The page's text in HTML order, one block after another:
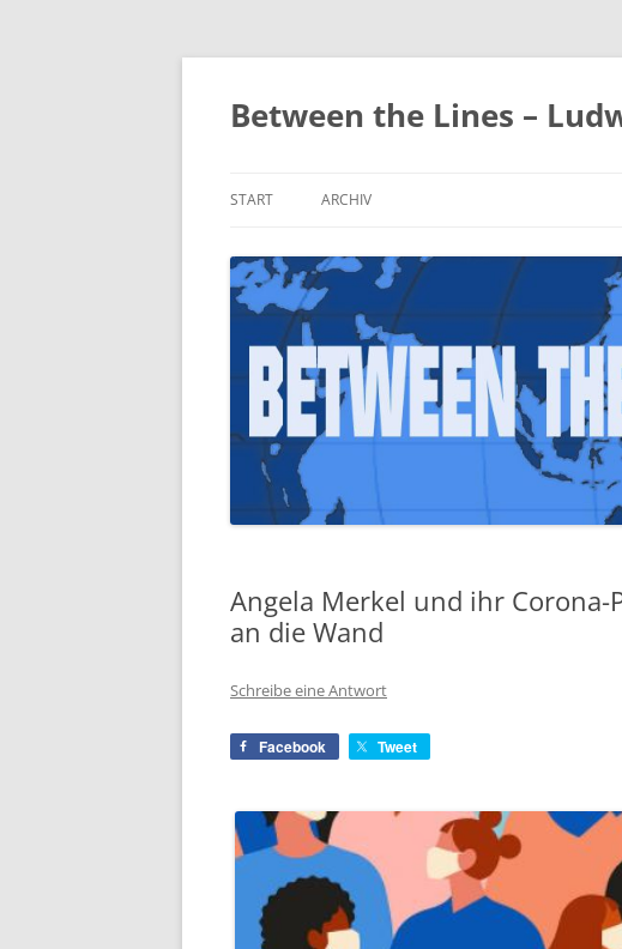
Zum
Between the Lines –
START ARCHIV
Angela Merkel und ihr
an die Wand
Schreibe eine Antwort
Facebook Tweet